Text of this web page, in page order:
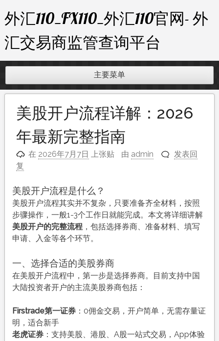
至
内
容
外汇110_FX110_外汇110官网- 外
汇交易商监管查询平台
主要菜单
美股开户流程详解：2026
年最新完整指南
在 2026年7月7日 上张贴 由 admin
发表回
复
美股开户流程是什么？
美股开户流程其实并不复杂，只要准备齐全材料，按照
步骤操作，一般1-3个工作日就能完成。本文将详细讲解
美股开户的完整流程，包括选择券商、准备材料、填写
申请、入金等各个环节。
一、选择合适的美股券商
在美股开户流程中，第一步是选择券商。目前支持中国
大陆投资者开户的主流美股券商包括：
Firstrade第一证券：0佣金交易，开户简单，无需存量证
明，适合新手
老虎证券：支持美股、港股、A股一站式交易，App体验